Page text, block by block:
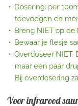
Dosering: per
toevoegen en
Breng NIET op de
Bewaar je flesje
Overdoseer NIET.
maar een paar
Bij overdosering
Voor infrarood